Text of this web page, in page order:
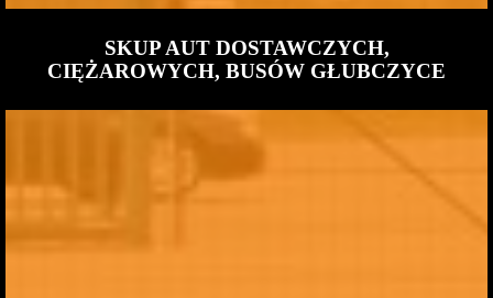
SKUP AUT DOSTAWCZYCH,
CIĘŻAROWYCH, BUSÓW GŁUBCZYCE